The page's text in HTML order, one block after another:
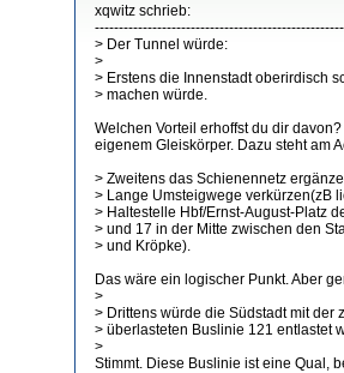
xqwitz schrieb:
> Der Tunnel würde:
>
> Erstens die Innenstadt oberirdisch
> machen würde.
Welchen Vorteil erhoffst du dir
eigenem Gleiskörper. Dazu steht am
> Zweitens das Schienennetz
> Lange Umsteigwege verkürzen(zB
> Haltestelle Hbf/Ernst-August-Platz
> und 17 in der Mitte zwischen den
> und Kröpke).
Das wäre ein logischer Punkt. Aber
>
> Drittens würde die Südstadt mit der
> überlasteten Buslinie 121 entlastet
>
Stimmt. Diese Buslinie ist eine Qual,